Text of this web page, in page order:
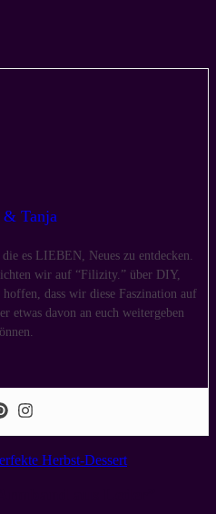
Tanja
es LIEBEN, Neues zu entdecken.
wir auf “Filizity.” über DIY,
dass wir diese Faszination auf
etwas davon an euch weitergeben
Herbst-Dessert